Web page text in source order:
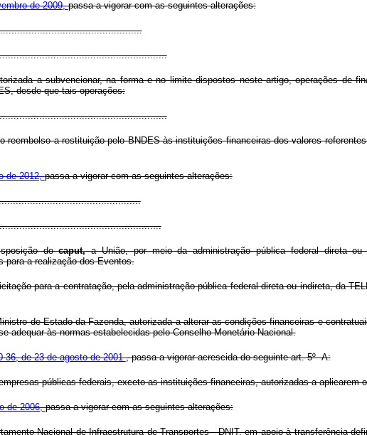
de 2009,passa a vigorar com as seguintes alterações:
a subvencionar, na forma e no limite dispostos neste artigo, operações de
desde que tais operações:
reembolso a restituição pelo BNDES às instituições financeiras dos valores
de 2012,passa a vigorar com as seguintes alterações:
docaput,a União, por meio da administração pública federal direta
para a realização dos Eventos.
para a contratação, pela administração pública federal direta ou indireta, da
de Estado da Fazenda, autorizada a alterar as condições financeiras e
adequar às normas estabelecidas pelo Conselho Monetário Nacional.
36, de 23 de agosto de 2001, passa a vigorar acrescida do seguinte art. 5º-A:
públicas federais, exceto as instituições financeiras, autorizadas a aplicarem
de 2006,passa a vigorar com as seguintes alterações:
Nacional de Infraestrutura de Transportes - DNIT, em apoio à transferência